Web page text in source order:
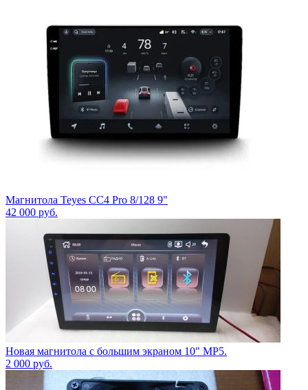
Магнитола Teyes CC4 Pro 8/128 9"
42 000 руб.
Новая магнитола с большим экраном 10" МР5.
2 000 руб.